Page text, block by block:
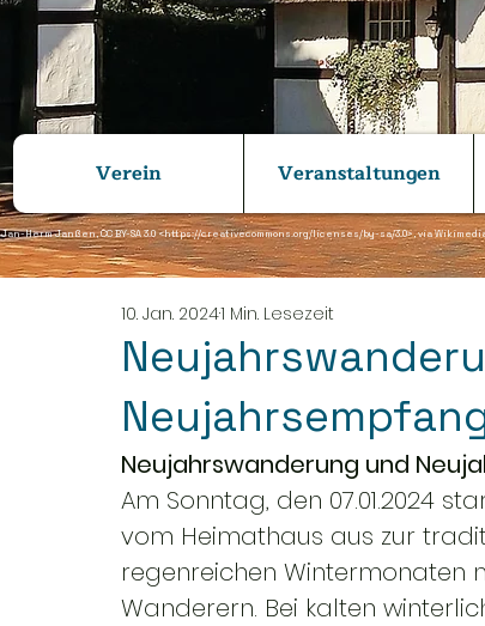
Jan-Herm Janßen, CC BY-SA 3.0 <https://creativecommons.org/licenses/by-sa/3.0>,via Wikimedia
Verein Veranstaltungen
10. Jan. 20241 Min. Lesezeit
Neujahrswanderung und
Am Sonntag, den 07.01.2024
vom Heimathaus aus zur
regenreichen Wintermonaten
Wanderern. Bei kalten